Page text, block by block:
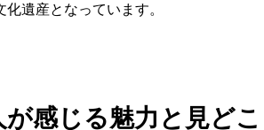
遺産となっています。
感じる魅力と見どこ